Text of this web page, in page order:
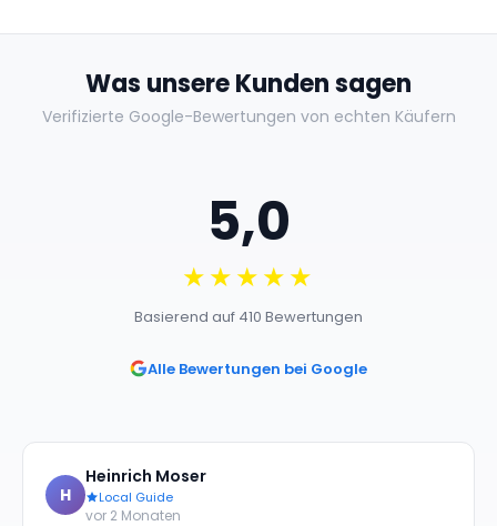
Was unsere Kunden sagen
Verifizierte Google-Bewertungen von echten Käufern
5,0
★★★★★
Basierend auf 410 Bewertungen
Alle Bewertungen bei Google
H
Heinrich Moser
Local Guide
vor 2 Monaten